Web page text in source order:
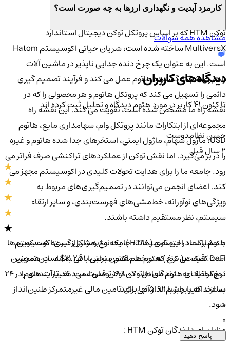
برسی اطلاعات و کاربرد توکن HTM:
توکن HTM که بر اساس پروتکل توکن دیجیتال استاندارد
MultiversX ساخته شده است، شریان حیاتی اکوسیستم Hatom
است. این به عنوان یک چرخ دنده جدایی ناپذیر در ماشین آلات
راهبری شبکه گسترده هاتوم عمل می کند و فرآیند تصمیم گیری
دائمی را تسهیل می کند که پروتکل هاتوم و هر محصولی را که در
نقشه راه ما مشخص شده است، تقویت می کند. این نقشه راه
مجموعه‌ای از ابتکارات مانند پروتکل وام، سهامداری مایع، هاتوم
USD، ماژول سهام، ماژول ایمنی، استخرهای جدا شده هاتوم و غیره
را در بر می‌گیرد. اما نقش توکن از عملکردهای تراکنشی صرف فراتر می
رود. جامعه ما را برای هدایت تحولات کلیدی در اکوسیستم مجهز می
کند. اعضای انجمن می‌توانند در تصمیم‌گیری‌های مربوط به
ویژگی‌های نوآورانه، خط‌مشی‌های فهرست‌بندی، و سایر ارتقاء
سیستم، نظر مستقیم داشته باشند.
با مشارکت در این تصمیمات، جامعه ما به شکل گیری اکوسیستم
DeFi کمک می کند که در خط مقدم منحنی باقی بماند. این تمرین
دموکراتیک به دارندگان هاتوکن توکن قدرت می‌دهد تا آینده‌ای را
بسازند که با چشم‌انداز آنها برای تامین مالی غیرمتمرکز طنین‌انداز
شود.
مزایا برای دارندگان توکن HTM :
کارمزد آپدیت و نگهداری ارزها به چه صورت است؟
مشاهده همه سوالات
دیدگاه‌های کاربران
تا کنون 41 کاربر در مورد هتومدیدگاه و تحلیل ثبت کرده اند
حسن نظامدوست
هتوم با نماد اختصاری ( HTM )، یک نوع رمز ارز از دسته شت کوین ها
است. قیمت ( نرخ ) هتوم هم اکنون برابر با 3.251$ است همچنین
نرخ لحظه ای هتوم معادل 188,070 تومان است. تغییرات هتوم در ۲۴
ساعت اخیر برابر با 5.92 می‌باشد
پاسخ دهید